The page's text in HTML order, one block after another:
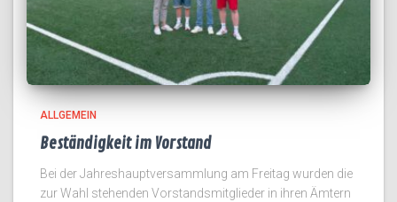
ALLGEMEIN
Beständigkeit im Vorstand
Bei der Jahreshauptversammlung am Freitag wurden die
zur Wahl stehenden Vorstandsmitglieder in ihren Ämtern